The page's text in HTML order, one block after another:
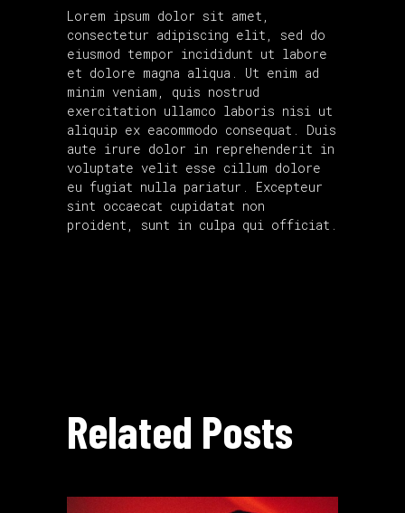
Lorem ipsum dolor sit amet,
consectetur adipiscing elit, sed do
eiusmod tempor incididunt ut labore
et dolore magna aliqua. Ut enim ad
minim veniam, quis nostrud
exercitation ullamco laboris nisi ut
aliquip ex eacommodo consequat. Duis
aute irure dolor in reprehenderit in
voluptate velit esse cillum dolore
eu fugiat nulla pariatur. Excepteur
sint occaecat cupidatat non
proident, sunt in culpa qui officiat.
Related Posts